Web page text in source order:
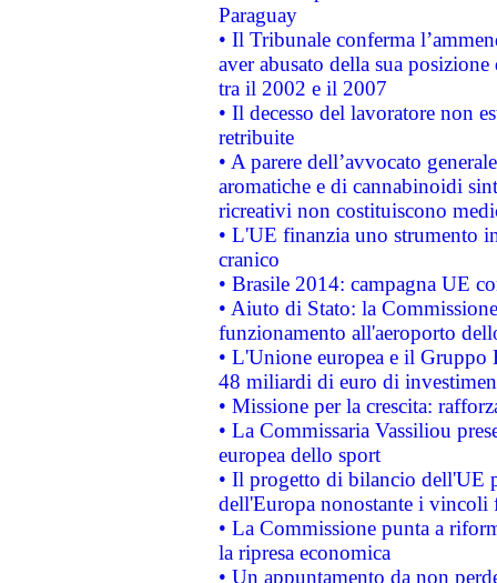
Paraguay
• Il Tribunale conferma
aver abusato della sua
tra il 2002 e il 2007
• Il decesso del lavoratore non
retribuite
• A parere dell’avvocato
aromatiche e di cannabinoidi
ricreativi non costituiscono
• L'UE finanzia uno strumento
cranico
• Brasile 2014: campagna UE
• Aiuto di Stato: la
funzionamento all'aeroporto
• L'Unione europea e il
48 miliardi di euro di
• Missione per la crescita:
• La Commissaria Vassiliou
europea dello sport
• Il progetto di bilancio dell'UE
dell'Europa nonostante i vincoli
• La Commissione punta a
la ripresa economica
• Un appuntamento da non